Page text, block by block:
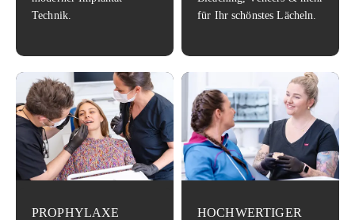
Technik.
für Ihr schönstes Lächeln.
PROPHYLAXE
HOCHWERTIGER